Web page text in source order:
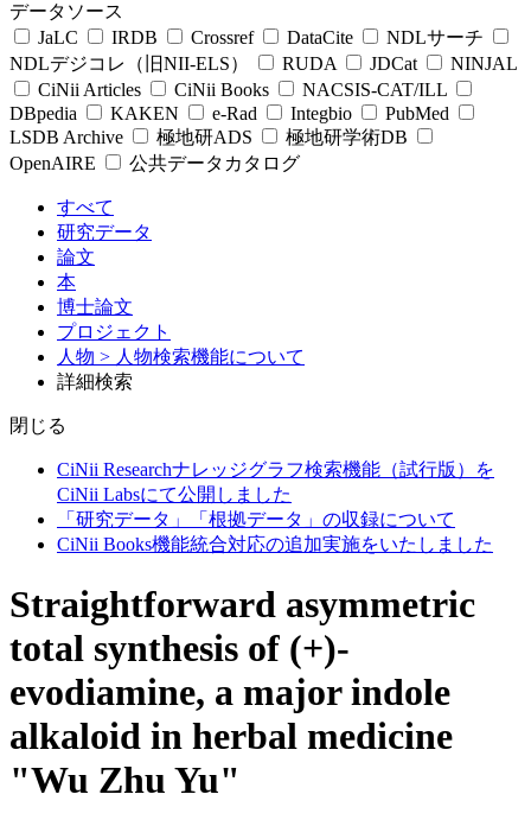
データソース
JaLC
IRDB Crossref DataCite
NDLサーチ
NDLデジコレ（旧NII-ELS）
RUDA JDCat
NINJAL
CiNii Articles
CiNii Books
NACSIS-CAT/ILL
DBpedia
KAKEN e-Rad Integbio
PubMed
LSDB Archive
極地研ADS
極地研学術DB
OpenAIRE
公共データカタログ
すべて
研究データ
論文
本
博士論文
プロジェクト
人物 > 人物検索機能について
詳細検索
閉じる
CiNii Researchナレッジグラフ検索機能（試行版）を
CiNii Labsにて公開しました
「研究データ」「根拠データ」の収録について
CiNii Books機能統合対応の追加実施をいたしました
Straightforward asymmetric
total synthesis of (+)-
evodiamine, a major indole
alkaloid in herbal medicine
"Wu Zhu Yu"